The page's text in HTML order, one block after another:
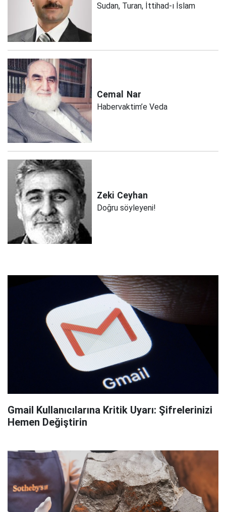
Sudan, Turan, İttihad-ı İslam
Cemal Nar
Habervaktim’e Veda
Zeki Ceyhan
Doğru söyleyeni!
Gmail Kullanıcılarına Kritik Uyarı: Şifrelerinizi
Hemen Değiştirin